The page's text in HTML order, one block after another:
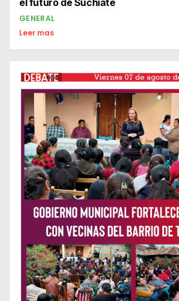
el futuro de Suchiate
GENERAL
Leer mas